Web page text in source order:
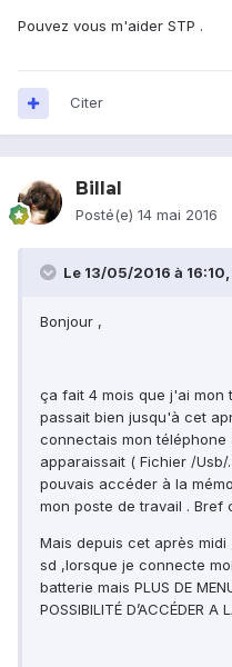
Pouvez vous m'aider STP .
Citer
Billal
Posté(e) 14 mai 2016
Le 13/05/2016 à
Bonjour ,
ça fait 4 mois que j'ai mon
passait bien jusqu'à cet
connectais mon téléphone
apparaissait ( Fichier /
pouvais accéder à la
mon poste de travail . Bref
Mais depuis cet après
sd ,lorsque je connecte
batterie mais PLUS DE
POSSIBILITÉ D’ACCÉDER A